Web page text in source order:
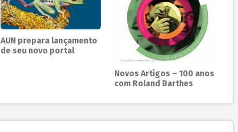
AUN prepara lançamento
de seu novo portal
Novos Artigos – 100 anos
com Roland Barthes